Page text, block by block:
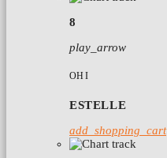
8
play_arrow
OH I
ESTELLE
add_shopping_cart